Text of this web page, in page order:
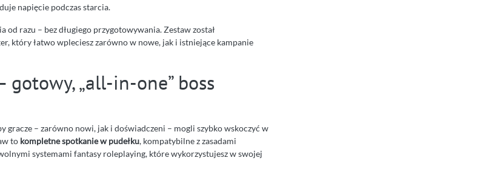
napięcie podczas starcia.
od razu – bez długiego przygotowywania. Zestaw został
który łatwo wpleciesz zarówno w nowe, jak i istniejące kampanie
gotowy, „all-in-one” boss
gracze – zarówno nowi, jak i doświadczeni – mogli szybko wskoczyć w
to kompletne spotkanie w pudełku, kompatybilne z zasadami
systemami fantasy roleplaying, które wykorzystujesz w swojej